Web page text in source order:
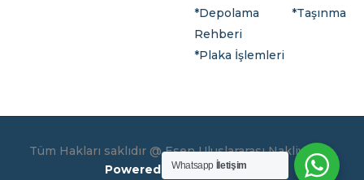
*Depolama
*Taşınma
Rehberi
*Plaka İşlemleri
Tüm Hakları saklıdır @ Esen Uluslararası Nakliyat –
Powered By–WEBCLASS
Whatsapp İletişim